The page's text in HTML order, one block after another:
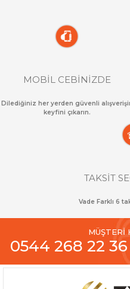
MOBİL CEBİNİZDE
Dilediğiniz her yerden güvenli
keyfini çıkarın.
TAKSİT
Vade Farklı 6
MÜŞTERİ
0544 268 22